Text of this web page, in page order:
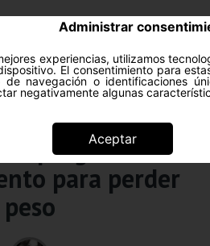
Administrar
experiencias, utilizamos
El consentimiento para
de navegación o identificaciones
negativamente algunas
Aceptar
Entrenamiento
el programa de
para perder
peso